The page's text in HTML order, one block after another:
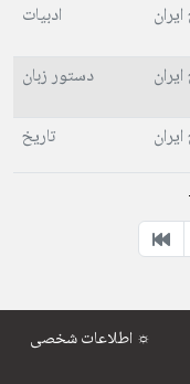
ادبیات
دستور زبان
تاریخ
اطلاعات شخصی ☼